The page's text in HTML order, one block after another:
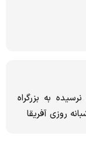
به بزرگراه
روزی آفریقا